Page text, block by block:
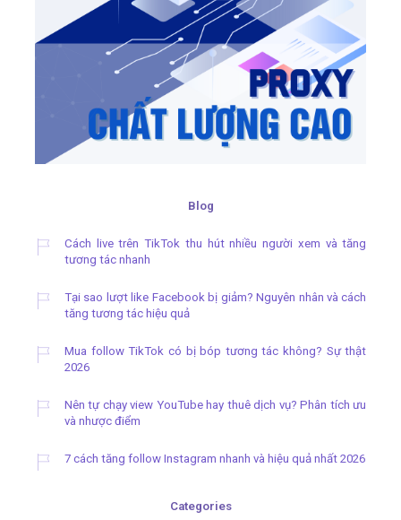
Blog
Cách live trên TikTok thu hút nhiều người xem và tăng
tương tác nhanh
Tại sao lượt like Facebook bị giảm? Nguyên nhân và cách
tăng tương tác hiệu quả
Mua follow TikTok có bị bóp tương tác không? Sự thật
2026
Nên tự chạy view YouTube hay thuê dịch vụ? Phân tích ưu
và nhược điểm
7 cách tăng follow Instagram nhanh và hiệu quả nhất 2026
Categories